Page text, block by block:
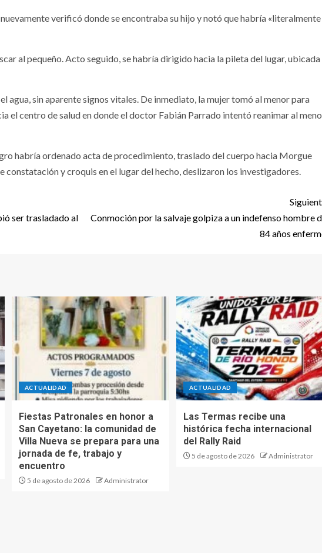
verificó donde se encontraba su hijo y notó que habría «literalmente
al pequeño. Acto seguido, se habría dirigido hacia la pileta del lugar, ubicada
agua, sin aparente signos vitales. De inmediato, la mujer tomó al menor para
el centro de salud en donde el doctor Fabián Parrado intentó reanimar al
habría ordenado acta de procedimiento, traslado del cuerpo hacia Morgue
constatación y croquis en el lugar del hecho, deslizaron los investigadores.
ser trasladado al
Conmoción por la salvaje golpiza a un indefenso hombre
84 años
ACTUALIDAD
Fiestas Patronales en honor a
San Cayetano: la comunidad de
Villa Nueva se prepara para una
jornada de fe, trabajo y
encuentro
5 de agosto de 2026 Administrator
ACTUALIDAD
Las Termas recibe una
histórica fecha internacional
del Rally Raid
5 de agosto de 2026 Administrator